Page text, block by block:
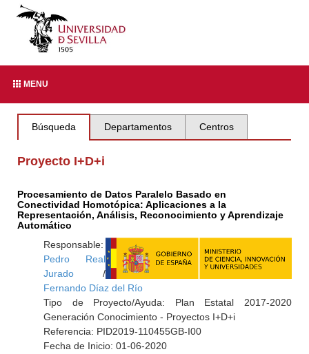
MENU
Búsqueda Departamentos Centros
Proyecto I+D+i
Procesamiento de Datos Paralelo Basado en
Conectividad Homotópica: Aplicaciones a la
Representación, Análisis, Reconocimiento y Aprendizaje
Automático
Responsable:
Pedro Real
Jurado/
Fernando Díaz del Río
Tipo de Proyecto/Ayuda: Plan Estatal 2017-2020
Generación Conocimiento - Proyectos I+D+i
Referencia: PID2019-110455GB-I00
Fecha de Inicio: 01-06-2020